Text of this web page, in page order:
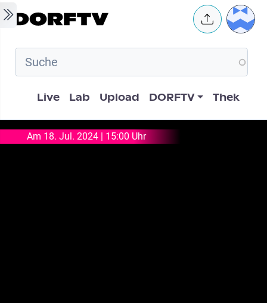
Skip to main content User
Hauptnavigation
Live Lab Upload DORFTV Thek
Am 18. Jul. 2024 | 15:00 Uhr